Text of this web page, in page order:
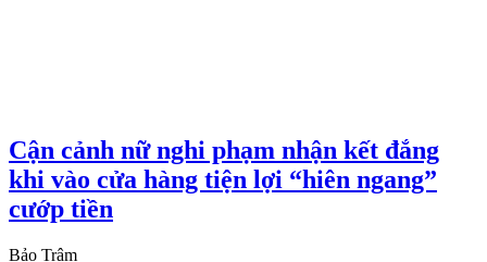
Cận cảnh nữ nghi phạm nhận kết đắng
khi vào cửa hàng tiện lợi “hiên ngang”
cướp tiền
Bảo Trâm